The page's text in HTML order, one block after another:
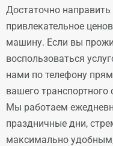
Достаточно
привлекательное
машину. Если вы
воспользоваться
нами по телефону
вашего транспортного
Мы работаем
праздничные дни,
максимально